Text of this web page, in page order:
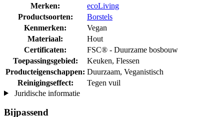
Merken:
ecoLiving
Productsoorten:
Borstels
Kenmerken:
Vegan
Materiaal:
Hout
Certificaten:
FSC® - Duurzame bosbouw
Toepassingsgebied:
Keuken, Flessen
Producteigenschappen: Duurzaam, Veganistisch
Reinigingseffect:
Tegen vuil
Juridische informatie
Bijpassend